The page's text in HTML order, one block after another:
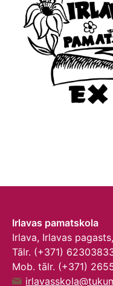
Irlavas pamatskola
Irlava, Irlavas
Tālr. (+371)
Mob. tālr. (+371)